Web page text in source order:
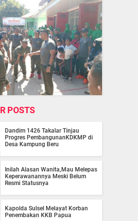
POSTS
Dandim 1426 Takalar Tinjau
Progres PembangunanKDKMP di
Desa Kampung Beru
Inilah Alasan Wanita,Mau Melepas
Keperawanannya Meski Belum
Resmi Statusnya
Kapolda Sulsel Melayat Korban
Penembakan KKB Papua